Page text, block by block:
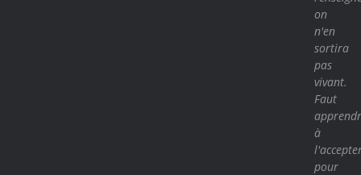
on
n'en
sortira
pas
vivant.
Faut
à
pour